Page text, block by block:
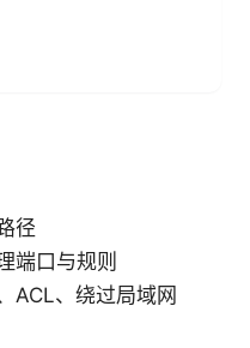
径
端口与规则
ACL、绕过局域网